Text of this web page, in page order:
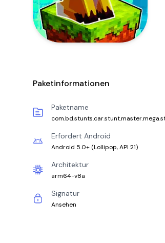
Paketinformationen
Paketname
Erfordert Android
Android 5.0+ (Lollipop, API 21)
Architektur
arm64-v8a
Signatur
Ansehen